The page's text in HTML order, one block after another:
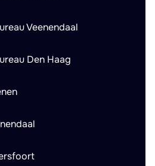
Veenendaal
Den Haag